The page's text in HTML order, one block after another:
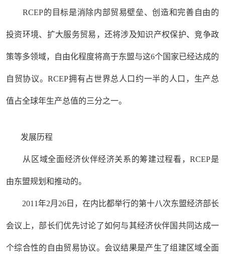
RCEP的目标是消除内部贸易壁垒、创造和完善自由的
投资环境、扩大服务贸易，还将涉及知识产权保护、竞争政
策等多领域，自由化程度将高于东盟与这6个国家已经达成的
自贸协议。RCEP拥有占世界总人口约一半的人口，生产总
值占全球年生产总值的三分之一。
发展历程
从区域全面经济伙伴经济关系的筹建过程看，RCEP是
由东盟规划和推动的。
2011年2月26日，在内比都举行的第十八次东盟经济部长
会议上，部长们优先讨论了如何与其经济伙伴国共同达成一
个综合性的自由贸易协议。会议结果是产生了组建区域全面